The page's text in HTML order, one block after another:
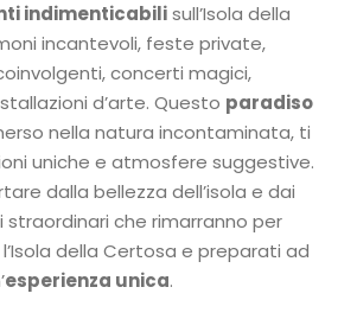
indimenticabilisull’Isola della
incantevoli, feste private,
concerti magici,
d’arte. Questo paradiso
nella natura incontaminata, ti
uniche e atmosfere suggestive.
dalla bellezza dell’isola e dai
che rimarranno per
della Certosa e preparati ad
esperienza unica.